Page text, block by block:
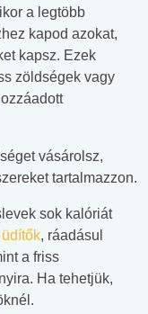
a legtöbb
kapod azokat,
kapsz. Ezek
zöldségek vagy
vásárolsz,
tartalmazzon.
sok kalóriát
, ráadásul
a friss
Ha tehetjük,